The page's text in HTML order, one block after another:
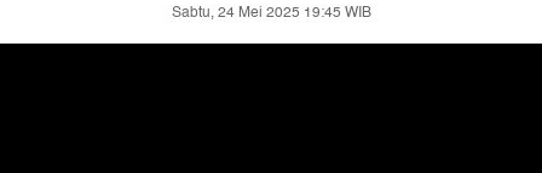
Sabtu, 24 Mei 2025 19:45 WIB